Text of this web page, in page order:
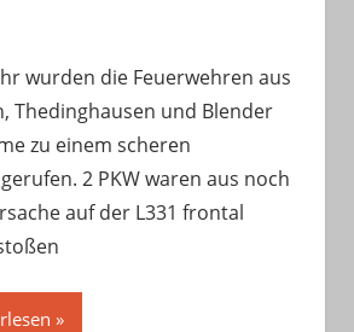
wurden die Feuerwehren aus
Thedinghausen und Blender
zu einem scheren
2 PKW waren aus noch
auf der L331 frontal